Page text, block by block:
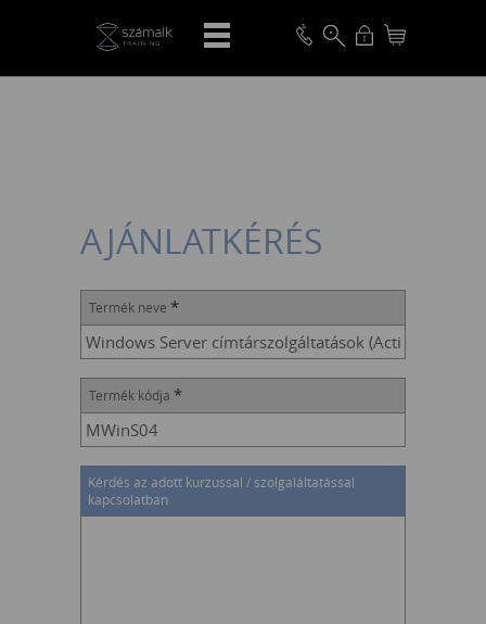
VISSZA
AJÁNLATKÉRÉS
Termék neve *
Termék kódja *
Kérdés az adott kurzussal / szolgaláltatással
kapcsolatban